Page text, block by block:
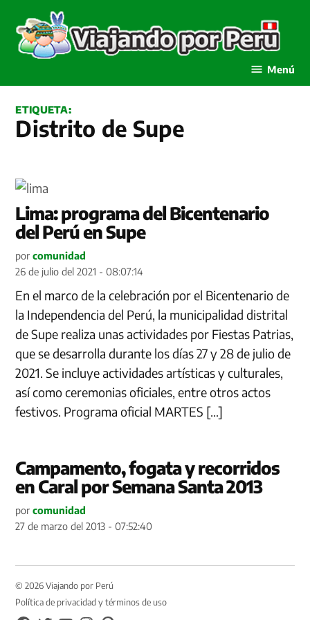
contenido
Menú
ETIQUETA:
Distrito de Supe
Lima: programa del Bicentenario
del Perú en Supe
por comunidad
26 de julio del 2021 - 08:07:14
En el marco de la celebración por el Bicentenario de
la Independencia del Perú, la municipalidad distrital
de Supe realiza unas actividades por Fiestas Patrias,
que se desarrolla durante los días 27 y 28 de julio de
2021. Se incluye actividades artísticas y culturales,
así como ceremonias oficiales, entre otros actos
festivos. Programa oficial MARTES […]
Campamento, fogata y recorridos
en Caral por Semana Santa 2013
por comunidad
27 de marzo del 2013 - 07:52:40
© 2026 Viajando por Perú
Política de privacidad y términos de uso